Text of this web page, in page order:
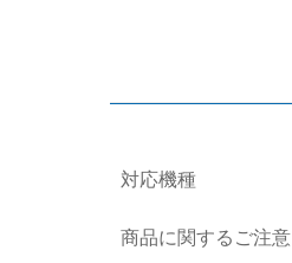
対応機種
商品に関するご注意